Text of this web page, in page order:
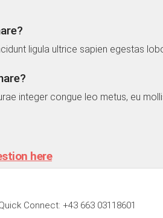
ligula ultrice sapien egestas
integer congue leo metus, eu
here
Connect: +43 663 03118601